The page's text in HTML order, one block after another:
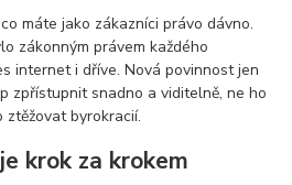
máte jako zákazníci právo dávno.
zákonným právem každého
internet i dříve. Nová povinnost jen
zpřístupnit snadno a viditelně, ne ho
ztěžovat byrokracií.
krok za krokem